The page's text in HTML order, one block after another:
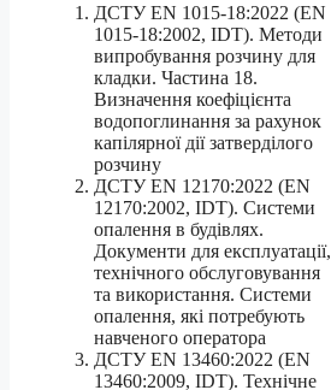
ДСТУ EN 1015-18:2022 (EN
1015-18:2002, IDT). Методи
випробування розчину для
кладки. Частина 18.
Визначення коефіцієнта
водопоглинання за рахунок
капілярної дії затверділого
розчину
ДСТУ EN 12170:2022 (EN
12170:2002, IDT). Системи
опалення в будівлях.
Документи для експлуатації,
технічного обслуговування
та використання. Системи
опалення, які потребують
навченого оператора
ДСТУ EN 13460:2022 (EN
13460:2009, IDT). Технічне